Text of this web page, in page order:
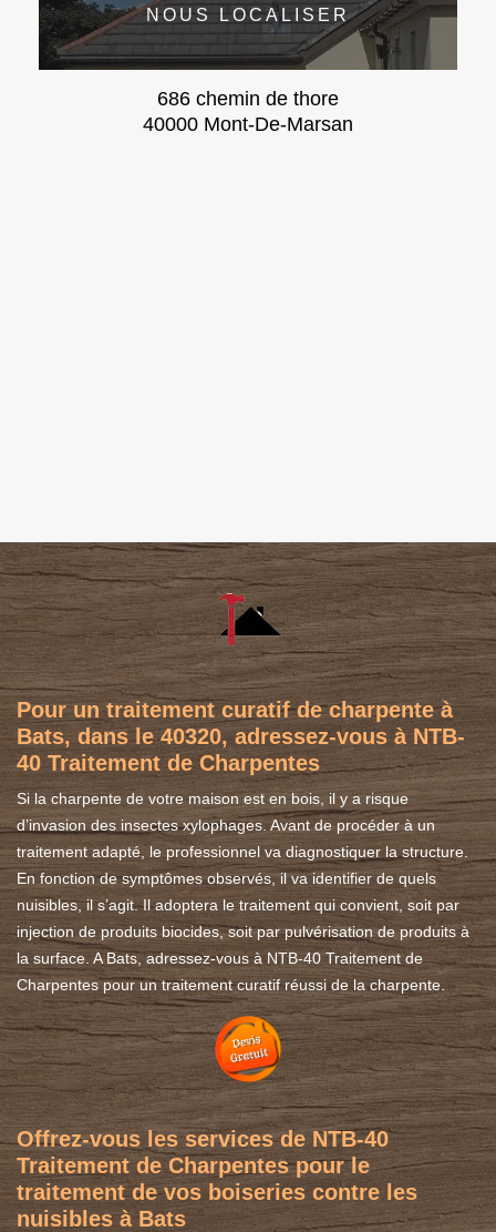
NOUS LOCALISER
686 chemin de thore
40000 Mont-De-Marsan
Pour un traitement curatif de charpente à
Bats, dans le 40320, adressez-vous à NTB-
40 Traitement de Charpentes
Si la charpente de votre maison est en bois, il y a risque
d’invasion des insectes xylophages. Avant de procéder à un
traitement adapté, le professionnel va diagnostiquer la structure.
En fonction de symptômes observés, il va identifier de quels
nuisibles, il s’agit. Il adoptera le traitement qui convient, soit par
injection de produits biocides, soit par pulvérisation de produits à
la surface. A Bats, adressez-vous à NTB-40 Traitement de
Charpentes pour un traitement curatif réussi de la charpente.
Offrez-vous les services de NTB-40
Traitement de Charpentes pour le
traitement de vos boiseries contre les
nuisibles à Bats